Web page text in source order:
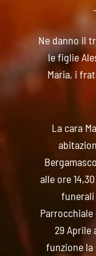
Ne danno il
le figlie
Maria, i
La cara
alle ore
funerali
Parrocchiale
29 Aprile
funzione la